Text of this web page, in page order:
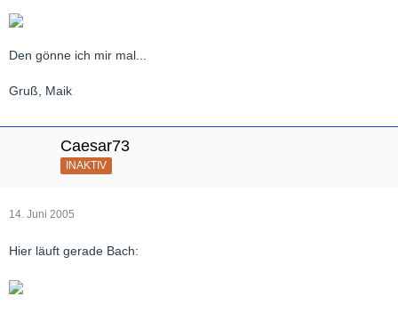
Den gönne ich mir mal...
Gruß, Maik
Caesar73
INAKTIV
14. Juni 2005
Hier läuft gerade Bach: